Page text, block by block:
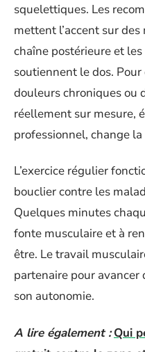
squelettiques. Les
mettent l’accent sur
chaîne postérieure et
soutiennent le dos.
douleurs chroniques ou
réellement sur mesure,
professionnel, change la
L’exercice régulier
bouclier contre les
Quelques minutes
fonte musculaire et à
être. Le travail
partenaire pour avancer
son autonomie.
A lire également : Qui